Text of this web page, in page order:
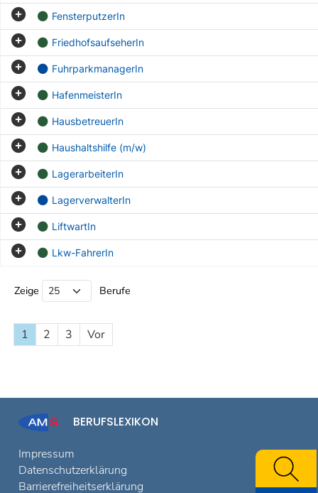
FensterputzerIn
FriedhofsaufseherIn
FuhrparkmanagerIn
HafenmeisterIn
HausbetreuerIn
Haushaltshilfe (m/w)
LagerarbeiterIn
LagerverwalterIn
LiftwartIn
Lkw-FahrerIn
Zeige Berufe
1 2 3 Vor
BERUFSLEXIKON
Impressum
Datenschutzerklärung
Barrierefreiheitserklärung